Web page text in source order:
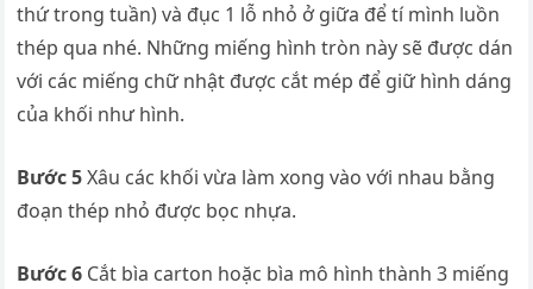
thứ trong tuần) và đục 1 lỗ nhỏ ở giữa để tí mình luồn
thép qua nhé. Những miếng hình tròn này sẽ được dán
với các miếng chữ nhật được cắt mép để giữ hình dáng
của khối như hình.
Bước 5Xâu các khối vừa làm xong vào với nhau bằng
đoạn thép nhỏ được bọc nhựa.
Bước 6 Cắt bìa carton hoặc bìa mô hình thành 3 miếng